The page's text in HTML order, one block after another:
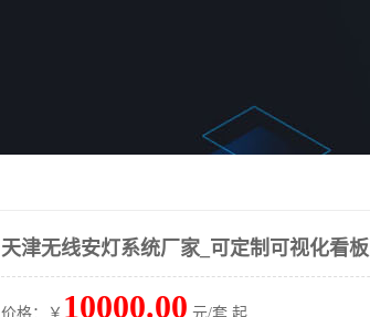
天津无线安灯系统厂家_可定制可视化看板
价格：￥ 10000.00 元/套 起